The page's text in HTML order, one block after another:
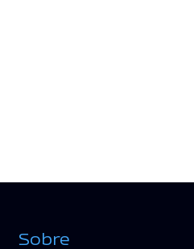
Sobre